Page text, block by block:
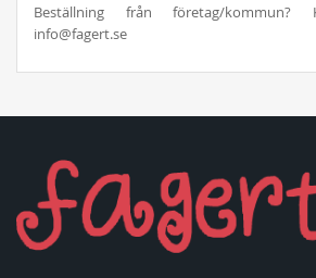
Beställning från företag/
info@fagert.se